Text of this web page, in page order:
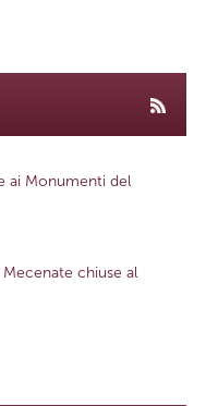
ai Monumenti del
chiuse al